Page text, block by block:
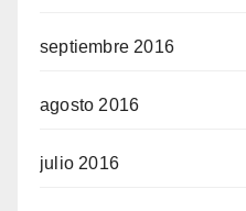
septiembre 2016
agosto 2016
julio 2016